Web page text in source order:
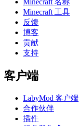
Minecraft 工具
反馈
博客
贡献
支持
客户端
LabyMod 客户端
合作伙伴
插件